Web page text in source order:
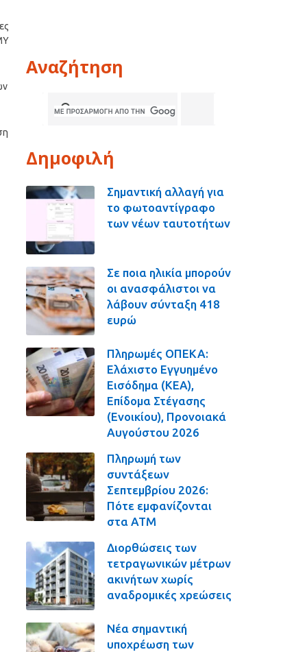
Αναζήτηση
Δημοφιλή
Σημαντική αλλαγή για
το φωτοαντίγραφο
των νέων ταυτοτήτων
Σε ποια ηλικία μπορούν
οι ανασφάλιστοι να
λάβουν σύνταξη 418
ευρώ
Πληρωμές ΟΠΕΚΑ:
Ελάχιστο Εγγυημένο
Εισόδημα (ΚΕΑ),
Επίδομα Στέγασης
(Ενοικίου), Προνοιακά
Αυγούστου 2026
Πληρωμή των
συντάξεων
Σεπτεμβρίου 2026:
Πότε εμφανίζονται
στα ΑΤΜ
Διορθώσεις των
τετραγωνικών μέτρων
ακινήτων χωρίς
αναδρομικές χρεώσεις
Νέα σημαντική
υποχρέωση των